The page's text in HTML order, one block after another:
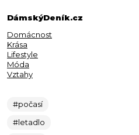
DámskýDeník.cz
Domácnost
Krása
Lifestyle
Móda
Vztahy
#počasí
#letadlo